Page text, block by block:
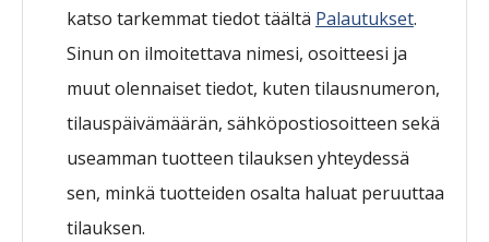
katso tarkemmat tiedot täältä Palautukset.
Sinun on ilmoitettava nimesi, osoitteesi ja
muut olennaiset tiedot, kuten tilausnumeron,
tilauspäivämäärän, sähköpostiosoitteen sekä
useamman tuotteen tilauksen yhteydessä
sen, minkä tuotteiden osalta haluat peruuttaa
tilauksen.